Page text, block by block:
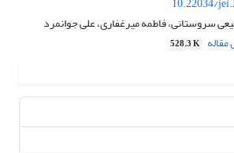
سروستانی، فاطمه میرغفاری، علی جوانمرد
528.3 K